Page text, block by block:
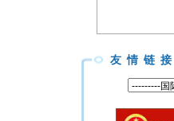
友情链接